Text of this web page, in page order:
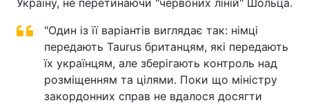
Україну, не перетинаючи "червоних ліній" Шольца.
"Один із її варіантів виглядає так: німці
передають Taurus британцям, які передають
їх українцям, але зберігають контроль над
розміщенням та цілями. Поки що міністру
закордонних справ не вдалося досягти